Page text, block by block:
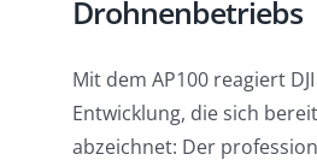
Drohnenbetriebs
Mit dem AP100 reagiert
Entwicklung, die sich
abzeichnet: Der